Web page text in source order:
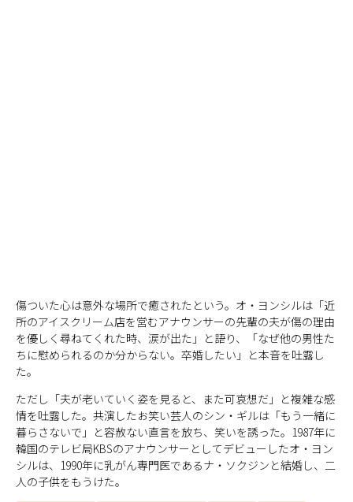
傷ついた心は意外な場所で癒されたという。オ・ヨンシルは「近
所のアイスクリーム店を営むアナウンサーの先輩の夫が傷の理由
を優しく尋ねてくれた時、涙が出た」と語り、「なぜ他の男性た
ちに慰められるのか分からない。卒婚したい」と本音を吐露し
た。
ただし「夫が老いていく姿を見ると、また可哀想だ」と複雑な感
情を吐露した。共演したお笑い芸人のシン・ギルは「もう一緒に
暮らさないで」と容赦ない直言を放ち、笑いを誘った。1987年に
韓国のテレビ局KBSのアナウンサーとしてデビューしたオ・ヨン
シルは、1990年に乳がん専門医であるナ・ソクジンと結婚し、二
人の子供をもうけた。